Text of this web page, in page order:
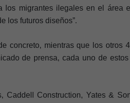
los migrantes ilegales en el área
los futuros diseños”.
concreto, mientras que los otros
de prensa, cada uno de
Caddell Construction, Yates &